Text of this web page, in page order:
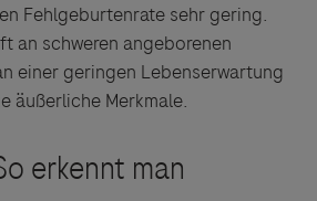
Fehlgeburtenrate sehr gering.
an schweren angeborenen
einer geringen Lebenserwartung
äußerliche Merkmale.